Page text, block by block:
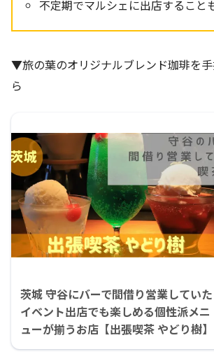
不定期でマルシェに出店すること
▼旅の葉のオリジナルブレンド珈琲を
ら
茨城 守谷にバーで間借り営業していた
イベント出店でも楽しめる個性派メニ
ューが揃うお店【出張喫茶 やどり樹】